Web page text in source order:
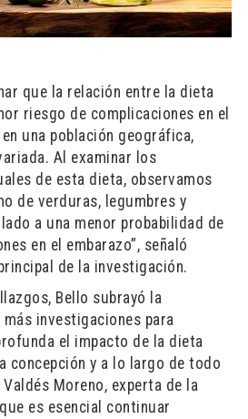
que la relación entre la dieta
riesgo de complicaciones en el
una población geográfica,
Al examinar los
de esta dieta, observamos
de verduras, legumbres y
a una menor probabilidad de
en el embarazo”, señaló
de la investigación.
Bello subrayó la
investigaciones para
el impacto de la dieta
concepción y a lo largo de todo
Moreno, experta de la
es esencial continuar